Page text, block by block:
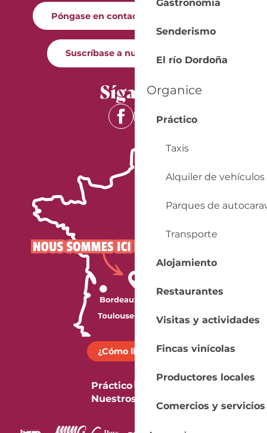
Gastronomía
Senderismo
El río Dordoña
Organice
Práctico
Taxis
Alquiler de vehículos
Parques de
Transporte
Alojamiento
Restaurantes
Visitas y actividades
Fincas vinícolas
Productores locales
Comercios y servicios
Póngase en contacto con nosotros
Suscríbase a nuestro boletín
Síganos
¿Cómo llegar?
Práctico
Nuestros folletos